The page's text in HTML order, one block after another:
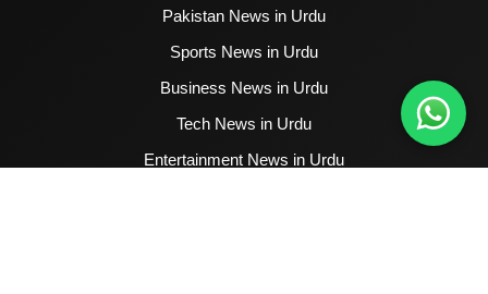
Pakistan News in Urdu
Sports News in Urdu
Business News in Urdu
Tech News in Urdu
Entertainment News in Urdu